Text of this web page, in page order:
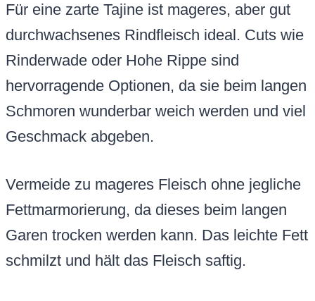
Für eine zarte Tajine ist mageres, aber gut
durchwachsenes Rindfleisch ideal. Cuts wie
Rinderwade oder Hohe Rippe sind
hervorragende Optionen, da sie beim langen
Schmoren wunderbar weich werden und viel
Geschmack abgeben.
Vermeide zu mageres Fleisch ohne jegliche
Fettmarmorierung, da dieses beim langen
Garen trocken werden kann. Das leichte Fett
schmilzt und hält das Fleisch saftig.